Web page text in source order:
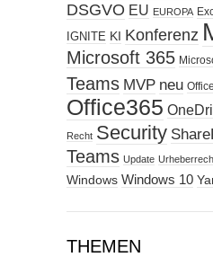
DSGVO EU EUROPA
IGNITE KI Konferenz
Microsoft 365
Teams MVP neu Office
Office365
Recht Security
Teams Update
Windows Windows 10
THEMEN